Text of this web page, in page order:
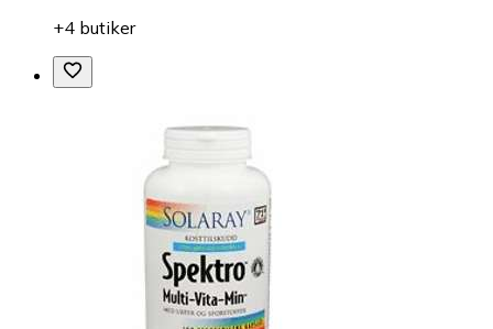
+4 butiker